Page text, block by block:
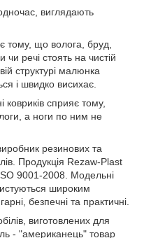
виглядають
тому, що волога, бруд,
чи речі стоять на чистій
структурі малюнка
і швидко висихає.
ковриків сприяє тому,
а ноги по ним не
резинових та
Продукція Rezaw-Plast
9001-2008. Модельні
широким
безпечні та практичні.
виготовлених для
- "американець" товар